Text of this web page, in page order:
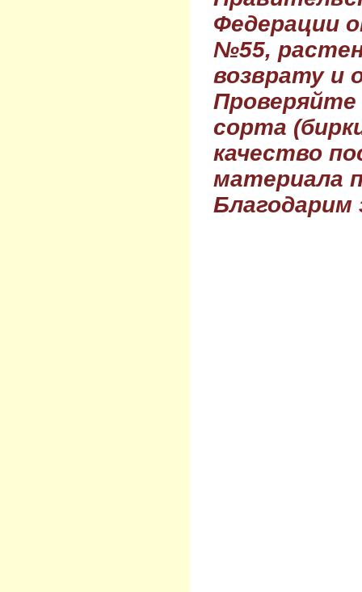
Федерации
№55,
возврату и
Проверяйте
сорта
качество
материала
Благодарим